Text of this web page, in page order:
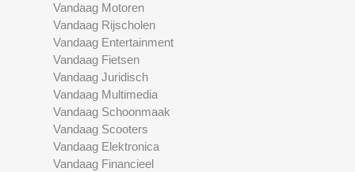
Vandaag Motoren
Vandaag Rijscholen
Vandaag Entertainment
Vandaag Fietsen
Vandaag Juridisch
Vandaag Multimedia
Vandaag Schoonmaak
Vandaag Scooters
Vandaag Elektronica
Vandaag Financieel